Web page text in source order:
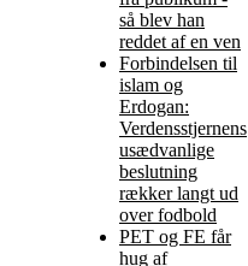
så blev han
reddet af en ven
Forbindelsen til
islam og
Erdogan:
Verdensstjernens
usædvanlige
beslutning
rækker langt ud
over fodbold
PET og FE får
hug af